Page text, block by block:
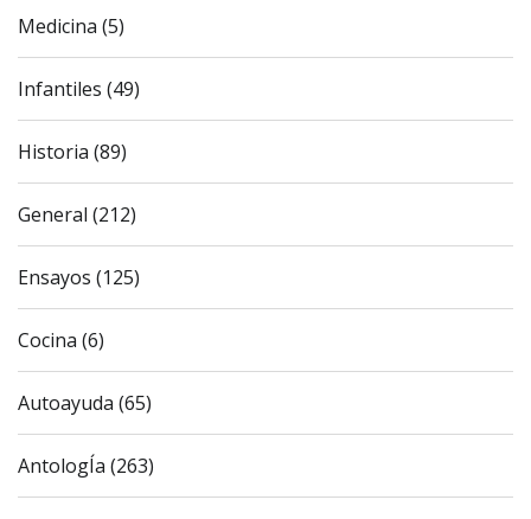
Medicina (5)
Infantiles (49)
Historia (89)
General (212)
Ensayos (125)
Cocina (6)
Autoayuda (65)
AntologÍa (263)